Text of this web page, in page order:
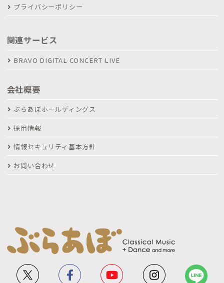
プライバシーポリシー
関連サービス
BRAVO DIGITAL CONCERT LIVE
会社概要
ぶらあぼホールディングス
採用情報
情報セキュリティ基本方針
お問い合わせ